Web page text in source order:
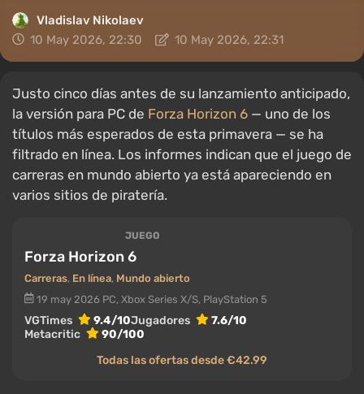
Vladislav Nikolaev
10 May 2026, 22:30
10 May 2026, 22:31
Justo cinco días antes de su lanzamiento anticipado,
la versión para PC de Forza Horizon 6 — uno de los
títulos más esperados de esta primavera — se ha
filtrado en línea. Los informes indican que el juego de
carreras en mundo abierto ya está apareciendo en
varios sitios de piratería.
JUEGO
Forza Horizon 6
Carreras, En línea, Mundo abierto
19 may 2026 PC, Xbox Series X/S, PlayStation 5
VGTimes 9.4/10Jugadores
7.6/10
Metacritic
90/100
Todas las ofertas desde €42.99